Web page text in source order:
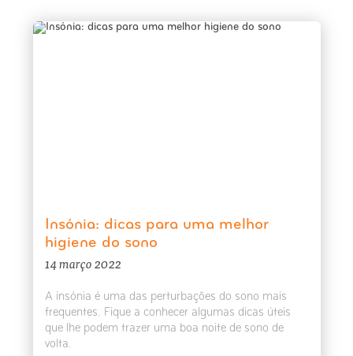
Insónia: dicas para uma melhor
higiene do sono
14 março 2022
A insónia é uma das perturbações do sono mais
frequentes. Fique a conhecer algumas dicas úteis
que lhe podem trazer uma boa noite de sono de
volta.